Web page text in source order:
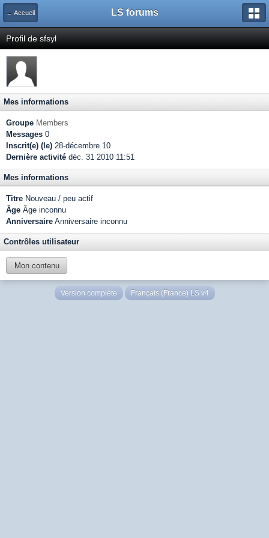
← Accueil LS forums
Profil de sfsyl
Mes informations
Groupe Members
Messages 0
Inscrit(e) (le) 28-décembre 10
Dernière activité déc. 31 2010 11:51
Mes informations
Titre Nouveau / peu actif
Âge Âge inconnu
Anniversaire Anniversaire inconnu
Contrôles utilisateur
Mon contenu
Version complète Français (France) LS v4